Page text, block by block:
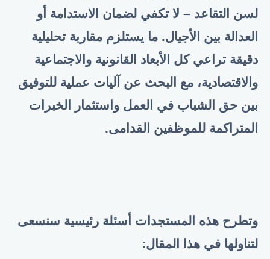
لسن التقاعد – لا تكفي لضمان الاستدامة أو
العدالة بين الأجيال. ما يستلزم مقاربة تحليلية
دقيقة تراعي كل الأبعاد القانونية والاجتماعية
والاقتصادية، مع البحث عن آليات عملية للتوفيق
بين حق الشباب في العمل واستثمار الخبرات
المتراكمة للموظفين القدامى.
وتطرح هذه المستجدات أسئلة رئيسية سنسعى
لتناولها في هذا المقال: